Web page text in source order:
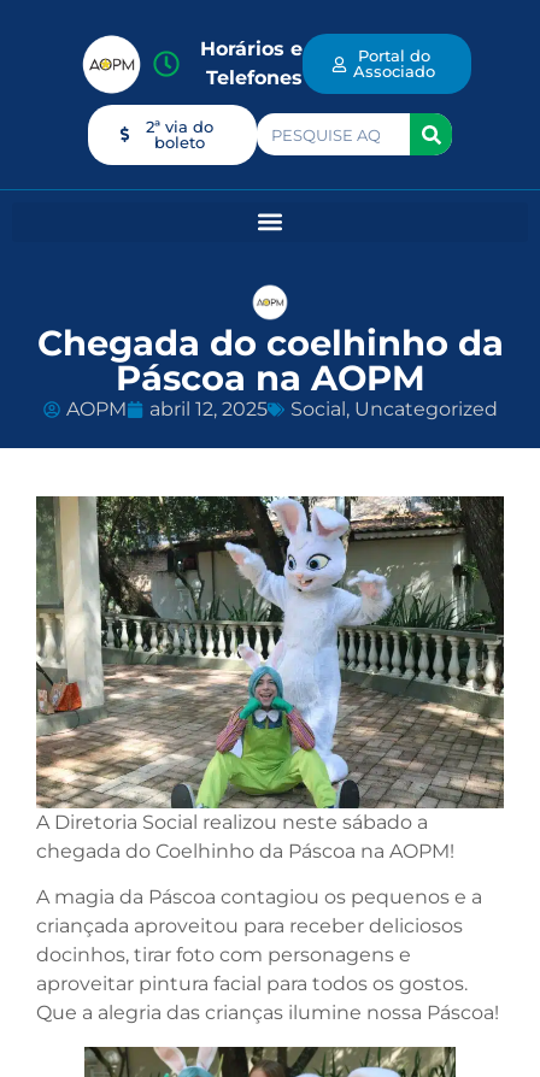
Horários e
Telefones
Portal do
Associado
2ª via do
boleto
Chegada do coelhinho da
Páscoa na AOPM
AOPM abril 12, 2025 Social , Uncategorized
A Diretoria Social realizou neste sábado a
chegada do Coelhinho da Páscoa na AOPM!
A magia da Páscoa contagiou os pequenos e a
criançada aproveitou para receber deliciosos
docinhos, tirar foto com personagens e
aproveitar pintura facial para todos os gostos.
Que a alegria das crianças ilumine nossa Páscoa!